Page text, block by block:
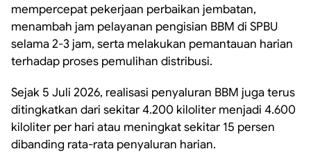
mempercepat pekerjaan perbaikan jembatan,
menambah jam pelayanan pengisian BBM di SPBU
selama 2-3 jam, serta melakukan pemantauan harian
terhadap proses pemulihan distribusi.
Sejak 5 Juli 2026, realisasi penyaluran BBM juga terus
ditingkatkan dari sekitar 4.200 kiloliter menjadi 4.600
kiloliter per hari atau meningkat sekitar 15 persen
dibanding rata-rata penyaluran harian.